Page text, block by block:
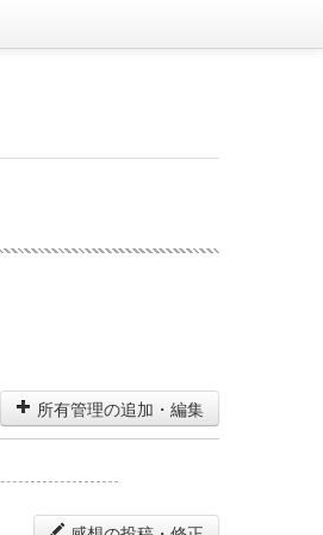
所有管理の追加・編集